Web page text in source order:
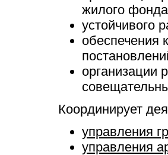
жилого
устойчивого
обеспечения
организации
Координирует
управления
управления